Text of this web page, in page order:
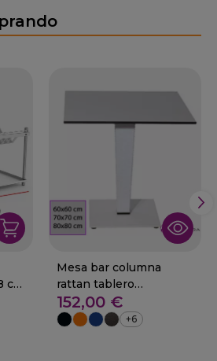
cm
Mesa bar columna
rattan tablero
compacto 29-Calpe
152,00 €
+6